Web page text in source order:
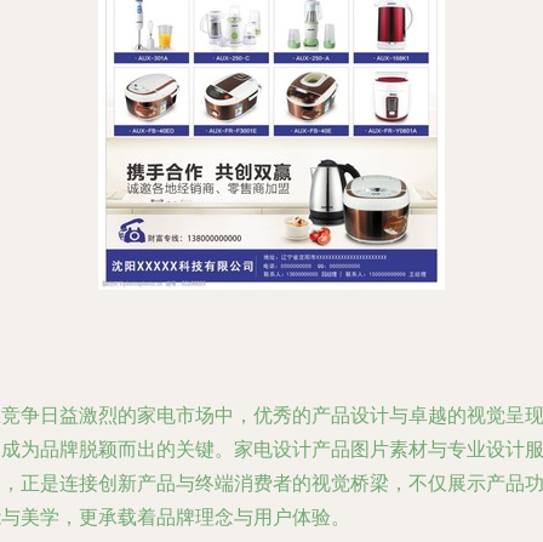
争日益激烈的家电市场中，优秀的产品设计与卓越的视觉呈现
为品牌脱颖而出的关键。家电设计产品图片素材与专业设计服
正是连接创新产品与终端消费者的视觉桥梁，不仅展示产品功
美学，更承载着品牌理念与用户体验。